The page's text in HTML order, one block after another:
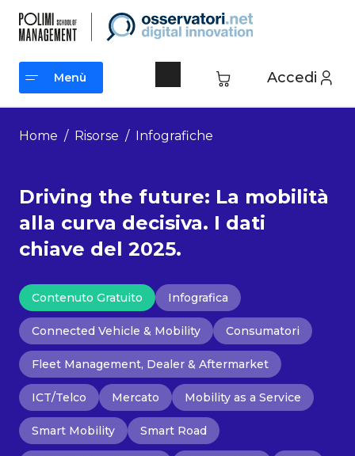
contenuto
Accedi
Menù
Menù
Home / Risorse / Infografiche
Driving the future: La mobilità
alla curva decisiva. I dati
chiave del 2025.
Contenuto Gratuito Infografica
Connected Vehicle & Mobility Consumatori
Fleet Management, Dealer & Aftermarket
ICT/Telco Mercato Mobility as a Service
Smart Mobility Smart Road